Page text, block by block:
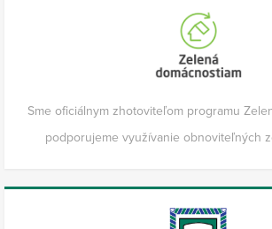
Sme oficiálnym zhotoviteľom programu
podporujeme využívanie obnoviteľných